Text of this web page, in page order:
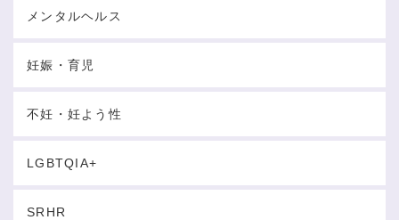
メンタルヘルス
妊娠・育児
不妊・妊よう性
LGBTQIA+
SRHR